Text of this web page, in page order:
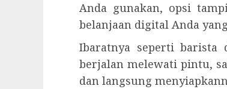
Anda gunakan, opsi
belanjaan digital Anda
Ibaratnya seperti barista
berjalan melewati pintu,
dan langsung